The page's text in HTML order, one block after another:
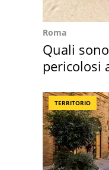
Roma
Quali
pericolosi
TERRITORIO